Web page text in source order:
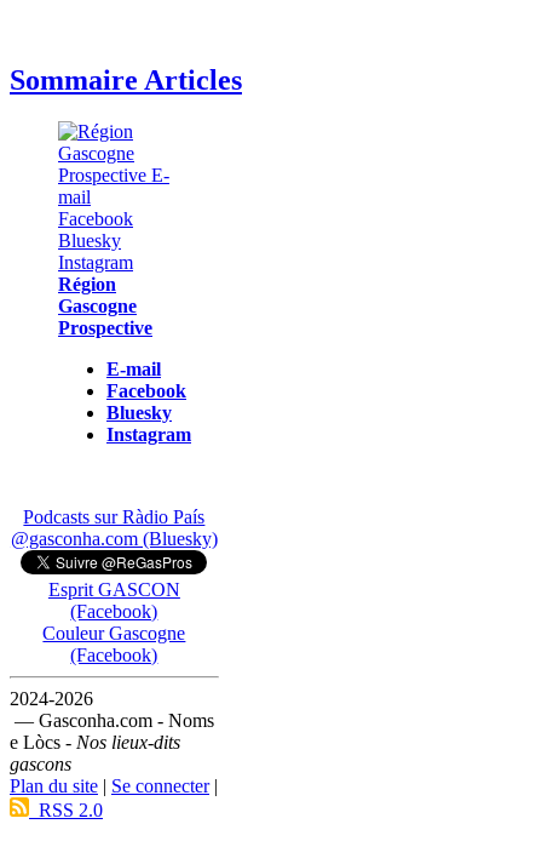
Sommaire Articles
Région
Gascogne
Prospective
E-mail
Facebook
Bluesky
Instagram
Podcasts sur Ràdio País
@gasconha.com (Bluesky)
Esprit GASCON
(Facebook)
Couleur Gascogne
(Facebook)
2024-2026
— Gasconha.com - Noms
e Lòcs - Nos lieux-dits
gascons
Plan du site | Se connecter|
RSS 2.0